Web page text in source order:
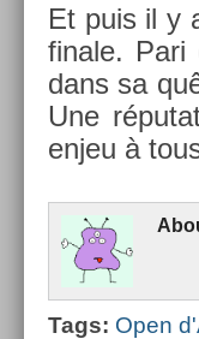
Et puis il y
fin­ale. Pari
dans sa
Une
enjeu à
Tags: Open